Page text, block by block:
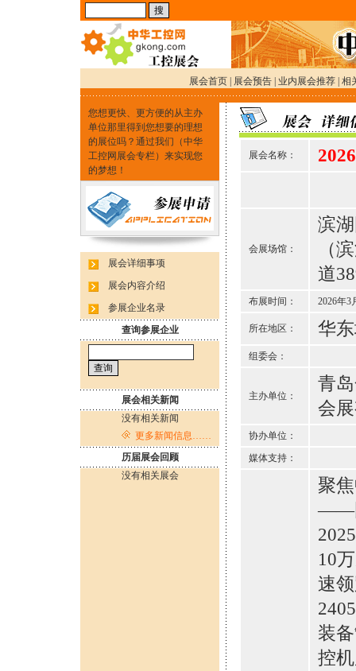
展会首页 展会预告 业内展会推荐 相
您想更快、更方便的从主办
单位那里得到您想要的理想
的展位吗？通过我们（中华
工控网展会专栏）来实现您
的梦想！
展会详细事项
展会内容介绍
参展企业名录
查询参展企业
展会相关新闻
没有相关新闻
更多新闻信息……
历届展会回顾
没有相关展会
展会名称：
会展场馆：
滨
（
道
布展时间： 2026年3
所在地区： 华
组委会：
主办单位：
青
会
协办单位：
媒体支持：
聚
——
10
速
装
控